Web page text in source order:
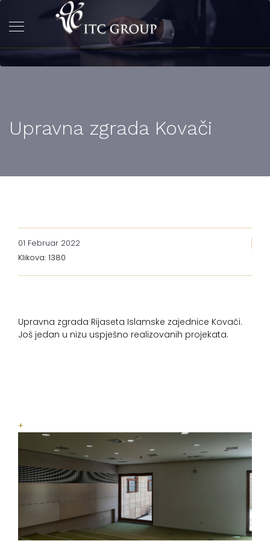
Upravna zgrada Kovači
01 Februar 2022
Klikova: 1380
Upravna zgrada Rijaseta Islamske zajednice Kovači.
Još jedan u nizu uspješno realizovanih projekata.
+